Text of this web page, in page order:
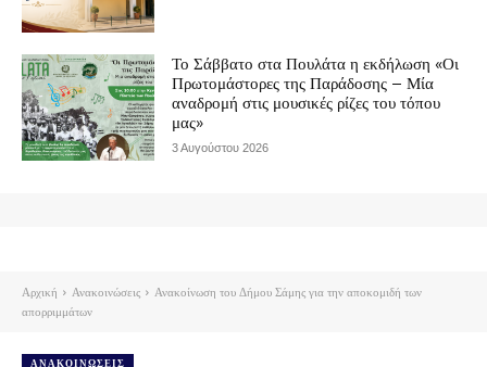
Το Σάββατο στα Πουλάτα η εκδήλωση «Οι
Πρωτομάστορες της Παράδοσης – Μία
αναδρομή στις μουσικές ρίζες του τόπου
μας»
3 Αυγούστου 2026